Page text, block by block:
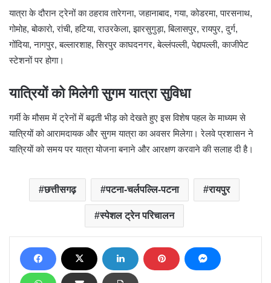
यात्रा के दौरान ट्रेनों का ठहराव तारेगना, जहानाबाद, गया, कोडरमा, पारसनाथ,
गोमोह, बोकारो, रांची, हटिया, राउरकेला, झारसुगुड़ा, बिलासपुर, रायपुर, दुर्ग,
गोंदिया, नागपुर, बल्लारशाह, सिरपुर काघदनगर, बेल्लंपल्ली, पेद्दापल्ली, काजीपेट
स्टेशनों पर होगा।
यात्रियों को मिलेगी सुगम यात्रा सुविधा
गर्मी के मौसम में ट्रेनों में बढ़ती भीड़ को देखते हुए इस विशेष पहल के माध्यम से
यात्रियों को आरामदायक और सुगम यात्रा का अवसर मिलेगा। रेलवे प्रशासन ने
यात्रियों को समय पर यात्रा योजना बनाने और आरक्षण करवाने की सलाह दी है।
छत्तीसगढ़ पटना-चर्लपल्लि-पटना रायपुर
स्पेशल ट्रेन परिचालन